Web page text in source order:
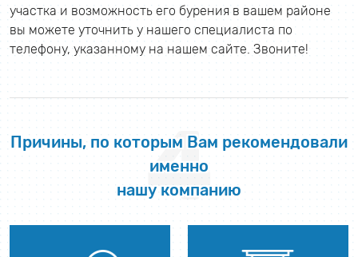
участка и возможность его бурения в вашем районе
вы можете уточнить у нашего специалиста по
телефону, указанному на нашем сайте. Звоните!
Причины, по которым Вам рекомендовали
именно
нашу компанию
4